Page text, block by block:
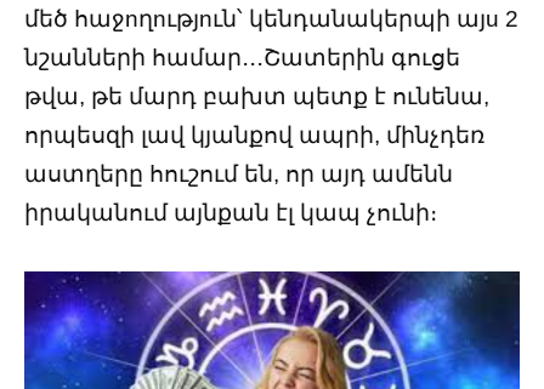
մեծ հաջnղnւթյnւն՝ կենդանակերպի այu 2
նշանների համար․․․Շատերին գուցե
թվա, թե մարդ բախտ պետք է ունենա,
որպեսզի լավ կյանքով ապրի, մինչդեռ
աստղերը հուշում են, որ այդ ամենն
իրականում այնքան էլ կապ չունի։